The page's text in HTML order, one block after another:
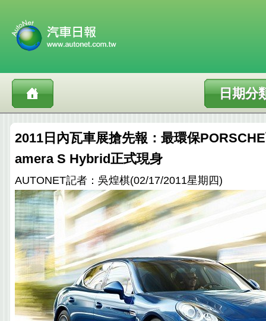
日期分
2011日內瓦車展搶先報：最環保
amera S Hybrid正式現身
AUTONET記者：吳煌棋(02/17/2011星期四)